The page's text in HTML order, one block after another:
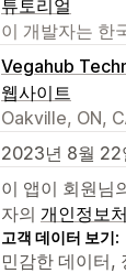
튜토리얼
이 개발자는 한
Vegahub
웹사이트
Oakville, ON,
2023년 8월 22
이 앱이 회원님
자의 개인정보
고객 데이터 보기:
민감한 데이터,